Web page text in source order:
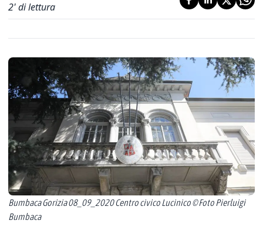
2' di lettura
Bumbaca Gorizia 08_09_2020 Centro civico Lucinico © Foto Pierluigi
Bumbaca